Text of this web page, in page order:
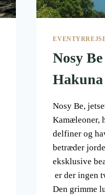
Nosy
Nosy Be,
Kamæleoner,
delfiner og
betræder
eksklusive
er der ingen
Den grimme